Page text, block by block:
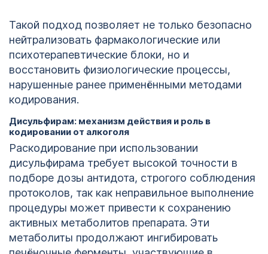
Такой подход позволяет не только безопасно
нейтрализовать фармакологические или
психотерапевтические блоки, но и
восстановить физиологические процессы,
нарушенные ранее применёнными методами
кодирования.
Дисульфирам: механизм действия и роль в
кодировании от алкоголя
Раскодирование при использовании
дисульфирама требует высокой точности в
подборе дозы антидота, строгого соблюдения
протоколов, так как неправильное выполнение
процедуры может привести к сохранению
активных метаболитов препарата. Эти
метаболиты продолжают ингибировать